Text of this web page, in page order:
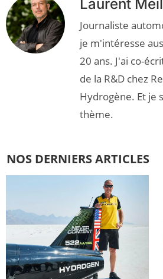
Laurent
Journaliste
je m'intéresse
20 ans. J'ai co-
de la R&D chez
Hydrogène. Et je
thème.
NOS DERNIERS ARTICLES